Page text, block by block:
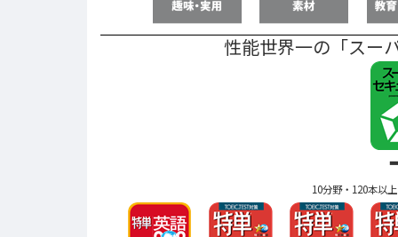
性能世界一の「スー
10分野・120本以